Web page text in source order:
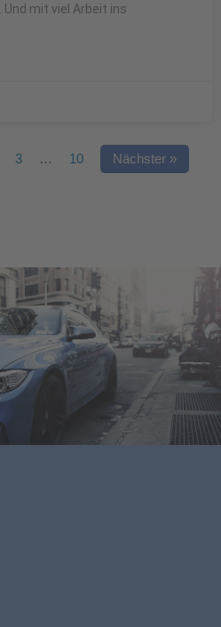
mit viel Arbeit ins
3 … 10 Nächster »